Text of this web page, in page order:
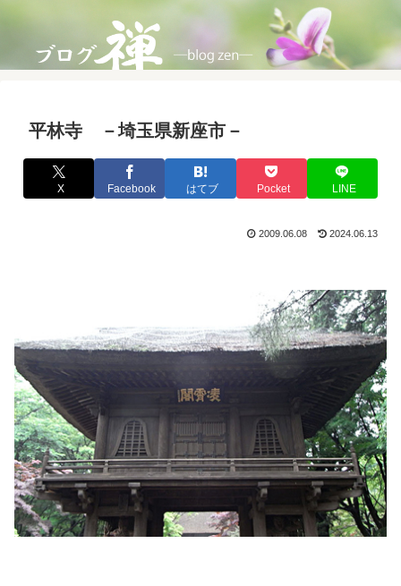
平林寺 －埼玉県新座市－
X Facebook はてブ Pocket LINE
2009.06.08 2024.06.13